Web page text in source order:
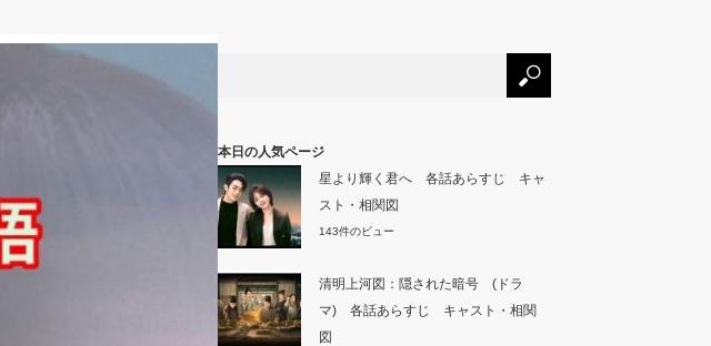
本日の人気ページ
星より輝く君へ 各話あらすじ キャ
スト・相関図
143件のビュー
清明上河図：隠された暗号 (ドラ
マ) 各話あらすじ キャスト・相関
図